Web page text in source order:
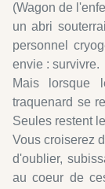
(Wagon de
un abri
personnel
envie : survivre.
Mais lorsque
traquenard se
Seules restent
Vous croiserez
d'oublier,
au coeur de